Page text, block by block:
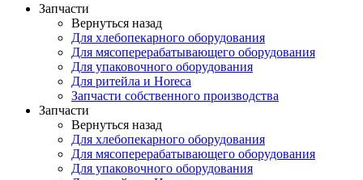
Запчасти
Вернуться назад
Для хлебопекарного оборудования
Для мясоперерабатывающего оборудования
Для упаковочного оборудования
Для ритейла и Horeca
Запчасти собственного производства
Запчасти
Вернуться назад
Для хлебопекарного оборудования
Для мясоперерабатывающего оборудования
Для упаковочного оборудования